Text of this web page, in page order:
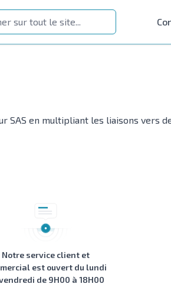
en multipliant les liaisons vers
Notre service client et
est ouvert du lundi
de 9H00 à 18H00